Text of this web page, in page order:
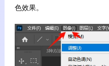
色效果。